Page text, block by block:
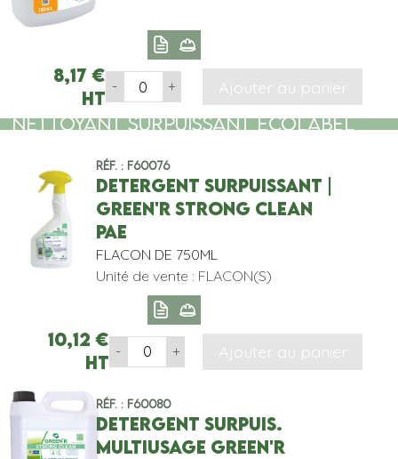
8,17 €
HT
- + Ajouter au panier
NETTOYANT SURPUISSANT ECOLABEL
Réf. : F60076
DETERGENT SURPUISSANT |
GREEN'R STRONG CLEAN
PAE
FLACON DE 750ML
Unité de vente : FLACON(S)
10,12€
HT
- + Ajouter au panier
Réf. : F60080
DETERGENT SURPUIS.
MULTIUSAGE GREEN'R